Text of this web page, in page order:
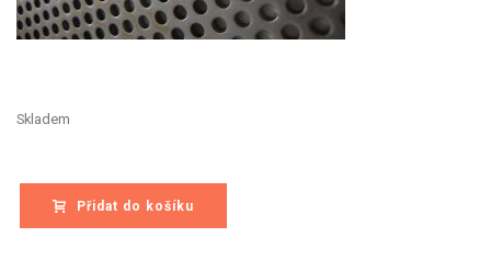
Skladem
Přidat do košíku